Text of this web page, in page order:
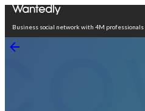
Business social network with 4M professionals